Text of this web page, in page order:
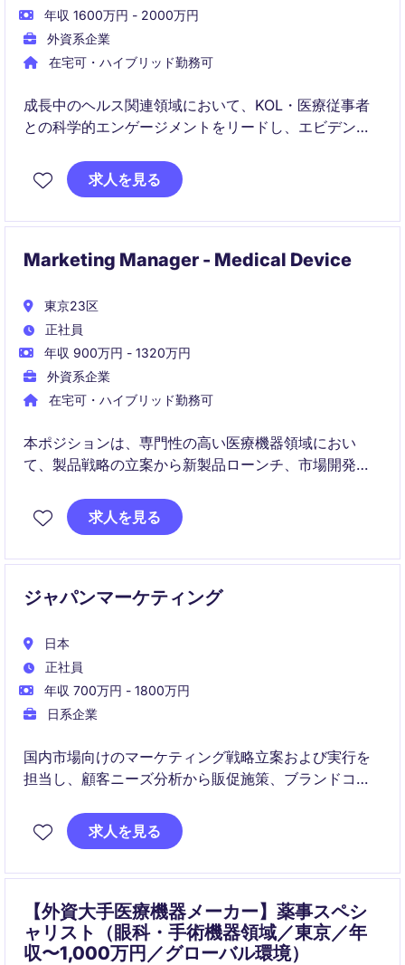
年収 1600万円 - 2000万円
外資系企業
在宅可・ハイブリッド勤務可
成長中のヘルス関連領域において、KOL・医療従事者
との科学的エンゲージメントをリードし、エビデンス
ーバルをつなぐハブとして、進化するポートフォリオ
に関する価値を適切に伝え、市場認識の変革に貢献し
求人を見る
Marketing Manager - Medical Device
東京23区
正社員
年収 900万円 - 1320万円
外資系企業
在宅可・ハイブリッド勤務可
本ポジションは、専門性の高い医療機器領域におい
て、製品戦略の立案から新製品ローンチ、市場開発ま
KOL、社内外の多様なステークホルダーと連携しなが
ら、日本市場における事業成長を推進していただきま
求人を見る
ジャパンマーケティング
日本
正社員
年収 700万円 - 1800万円
日系企業
国内市場向けのマーケティング戦略立案および実行を
担当し、顧客ニーズ分析から販促施策、ブランドコミ
品・サービス・店舗・企業活動に関わる大規模なマー
ケティングプロジェクトを推進し、売上成長とブラン
求人を見る
【外資大手医療機器メーカー】薬事スペシ
ャリスト（眼科・手術機器領域／東京／年
収〜1,000万円／グローバル環境）